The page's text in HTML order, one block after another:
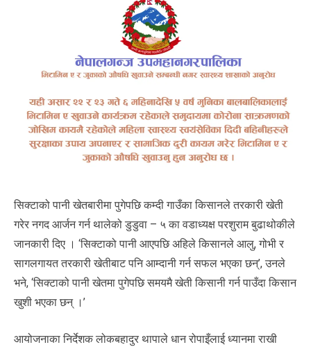
सिक्टाको पानी खेतबारीमा पुगेपछि कम्दी गाउँका किसानले तरकारी खेती
गरेर नगद आर्जन गर्न थालेको डुडुवा – ५ का वडाध्यक्ष परशुराम बुढाथोकीले
जानकारी दिए । ‘सिक्टाको पानी आएपछि अहिले किसानले आलु, गोभी र
सागलगायत तरकारी खेतीबाट पनि आम्दानी गर्न सफल भएका छन्’, उनले
भने, ‘सिक्टाको पानी खेतमा पुगेपछि समयमै खेती किसानी गर्न पाउँदा किसान
खुशी भएका छन् ।’
आयोजनाका निर्देशक लोकबहादुर थापाले धान रोपाइँलाई ध्यानमा राखी